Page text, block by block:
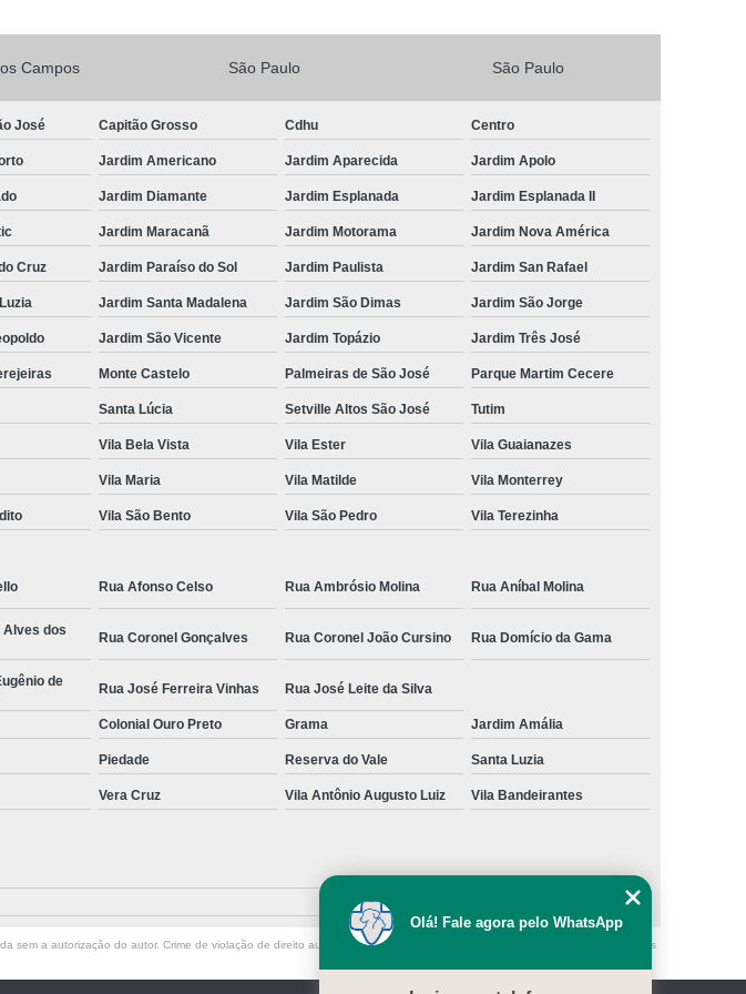
Vacina V10 Importada Vacina V4 para Gatos
Veterinario 24horas
24hs
Veterinária 24 Horas
Veterinária 24 Horas Perto de Mim
Horas Mais Próximo
Veterinário 24 Horas Perto de Mim
Veterinário 24h
Veterinária Popular
Veterinária Popular 24 Horas
24 Horas Popular
Veterinário Popular
Veterinário Popular 24 Horas
Popular 24h
Veterinário Popular Perto de Mim Veterinário Preço Popular
Campos São Paulo São Paulo
José Capitão Grosso Cdhu Centro
Jardim Americano Jardim Aparecida Jardim Apolo
Jardim Diamante Jardim Esplanada Jardim Esplanada II
Jardim Maracanã Jardim Motorama Jardim Nova América
Cruz Jardim Paraíso do Sol Jardim Paulista Jardim San Rafael
Jardim Santa Madalena Jardim São Dimas Jardim São Jorge
Jardim São Vicente Jardim Topázio Jardim Três José
Monte Castelo Palmeiras de São José Parque Martim Cecere
Santa Lúcia Setville Altos São José Tutim
Vila Bela Vista Vila Ester Vila Guaianazes
Vila Maria Vila Matilde Vila Monterrey
Vila São Bento Vila São Pedro Vila Terezinha
Rua Afonso Celso Rua Ambrósio Molina Rua Aníbal Molina
Alves dos
Rua Coronel Gonçalves Rua Coronel João Cursino Rua Domício da Gama
de
Rua José Ferreira Vinhas Rua José Leite da Silva
Colonial Ouro Preto Grama Jardim Amália
Piedade Reserva do Vale Santa Luzia
Vera Cruz Vila Antônio Augusto Luiz Vila Bandeirantes
sem a autorização do autor. Crime de violação de direito autoral – artigo 184 do Código Penal –
Lei 9610/98 - Lei de direitos
Olá! Fale agora pelo WhatsApp